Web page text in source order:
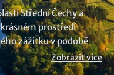
Střední Čechy a
prostředí
zážitku v podobě
lahodná vína
vinném sklípku.
Zobrazit více